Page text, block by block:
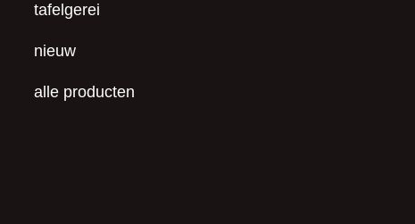
tafelgerei
nieuw
alle producten